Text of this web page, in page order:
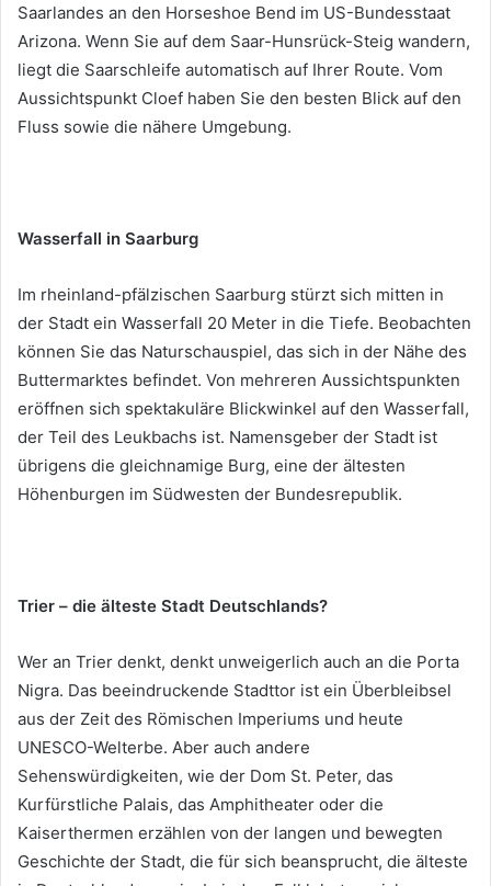
Saarlandes an den Horseshoe Bend im US-Bundesstaat
Arizona. Wenn Sie auf dem Saar-Hunsrück-Steig wandern,
liegt die Saarschleife automatisch auf Ihrer Route. Vom
Aussichtspunkt Cloef haben Sie den besten Blick auf den
Fluss sowie die nähere Umgebung.
Wasserfall in Saarburg
Im rheinland-pfälzischen Saarburg stürzt sich mitten in
der Stadt ein Wasserfall 20 Meter in die Tiefe. Beobachten
können Sie das Naturschauspiel, das sich in der Nähe des
Buttermarktes befindet. Von mehreren Aussichtspunkten
eröffnen sich spektakuläre Blickwinkel auf den Wasserfall,
der Teil des Leukbachs ist. Namensgeber der Stadt ist
übrigens die gleichnamige Burg, eine der ältesten
Höhenburgen im Südwesten der Bundesrepublik.
Trier – die älteste Stadt Deutschlands?
Wer an Trier denkt, denkt unweigerlich auch an die Porta
Nigra. Das beeindruckende Stadttor ist ein Überbleibsel
aus der Zeit des Römischen Imperiums und heute
UNESCO-Welterbe. Aber auch andere
Sehenswürdigkeiten, wie der Dom St. Peter, das
Kurfürstliche Palais, das Amphitheater oder die
Kaiserthermen erzählen von der langen und bewegten
Geschichte der Stadt, die für sich beansprucht, die älteste